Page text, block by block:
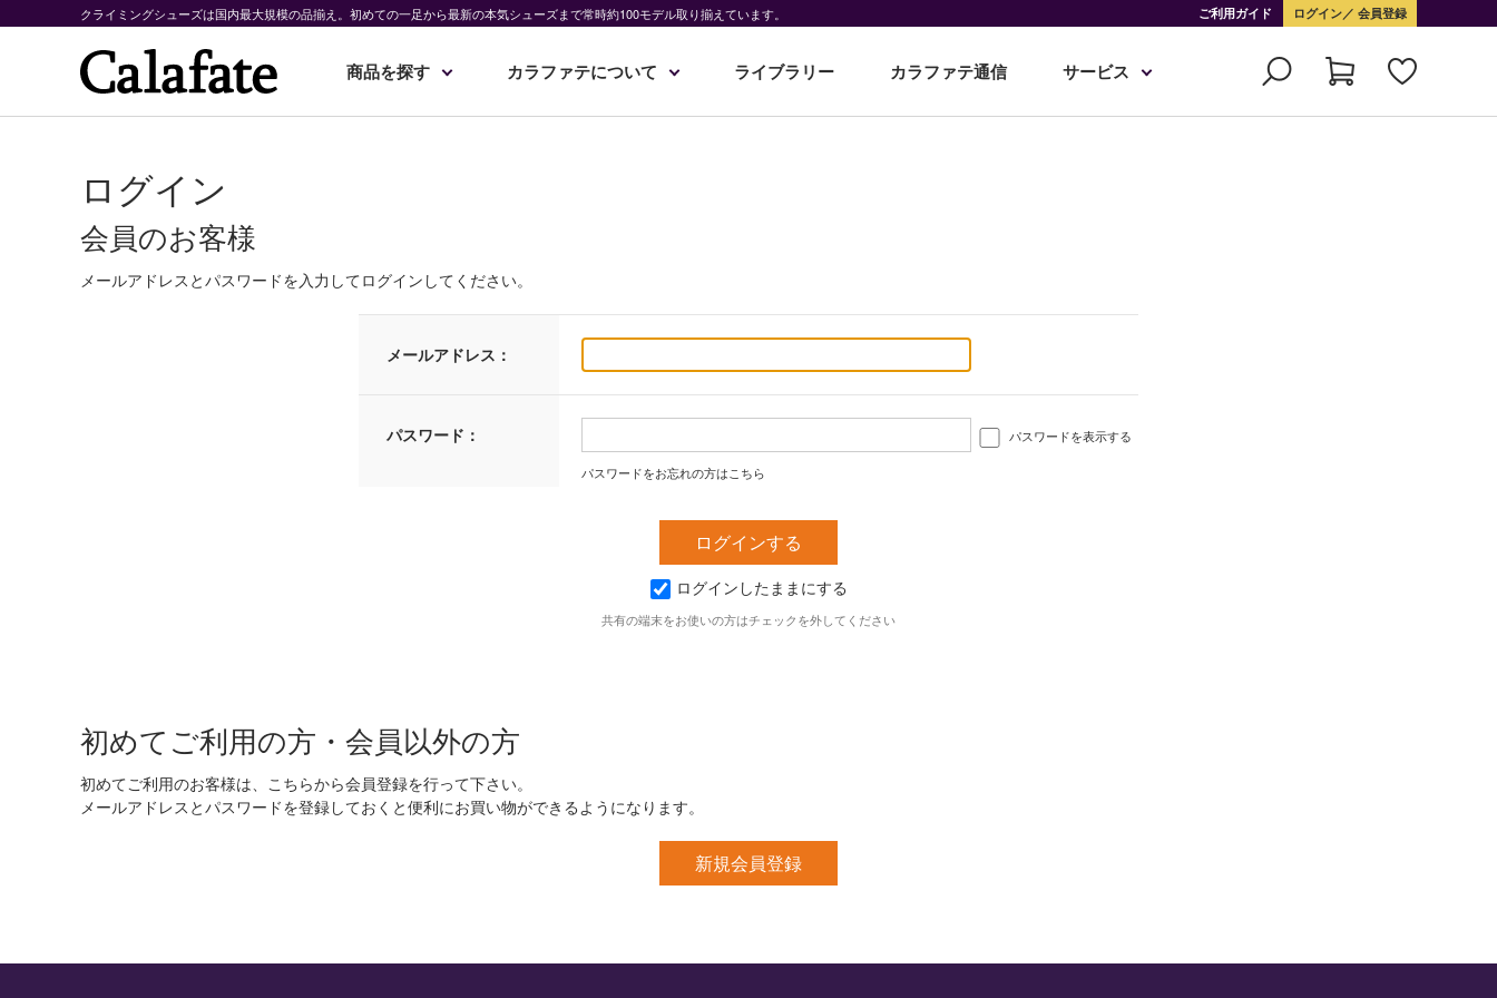
クライミングシューズは国内最大規模の品揃え。初めての一足から最新の本気シューズまで常時約100モデル取り揃えています。 ご利用ガイド ログイン 会員登録
商品を探す カラファテについて ライブラリー カラファテ通信 サービス
ログイン
会員のお客様
メールアドレスとパスワードを入力してログインしてください。
メールアドレス：
パスワード： パスワードを表示する
パスワードをお忘れの方はこちら
ログインしたままにする
共有の端末をお使いの方はチェックを外してください
初めてご利用の方・会員以外の方
初めてご利用のお客様は、こちらから会員登録を行って下さい。
メールアドレスとパスワードを登録しておくと便利にお買い物ができるようになります。